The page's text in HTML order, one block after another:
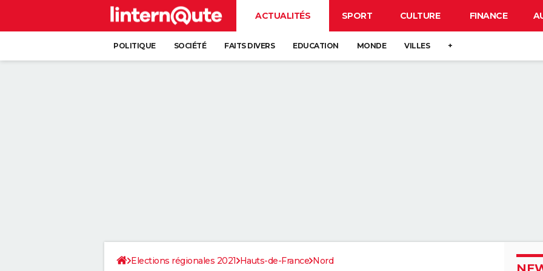
ACTUALITÉS SPORT CULTURE FINANCE
POLITIQUE SOCIÉTÉ FAITS DIVERS EDUCATION MONDE VILLES +
Elections régionales 2021 Hauts-de-France Nord